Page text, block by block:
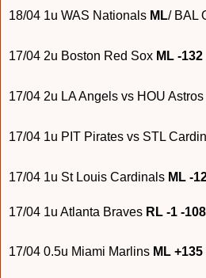
18/04 1u WAS Nationals ML/ BAL
17/04 2u Boston Red Sox ML -132
17/04 2u LA Angels vs HOU Astros
17/04 1u PIT Pirates vs STL
17/04 1u St Louis Cardinals ML -
17/04 1u Atlanta Braves RL -1 -108
17/04 0.5u Miami Marlins ML +135